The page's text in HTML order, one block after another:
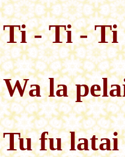
Ti - Ti - Ti
Wa la
Tu fu latai